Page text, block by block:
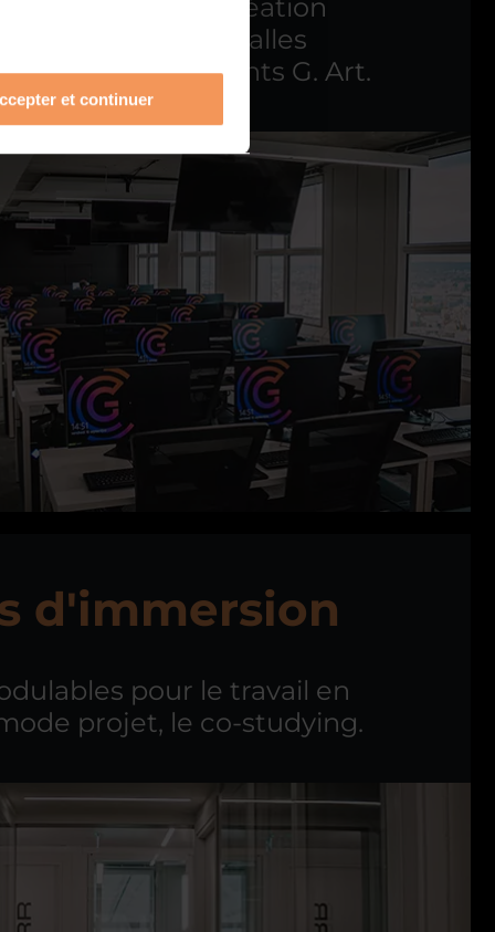
et continuer
nécessaires à la création
l'école G. Art. 2 salles
pour les étudiants G. Art.
d'immersion
pour le travail en
projet, le co-studying.